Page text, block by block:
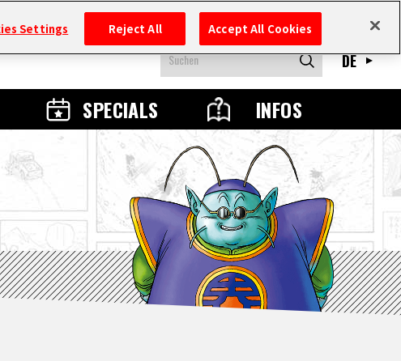
SPECIALS INFOS
DE
Settings Reject All Accept All Cookies